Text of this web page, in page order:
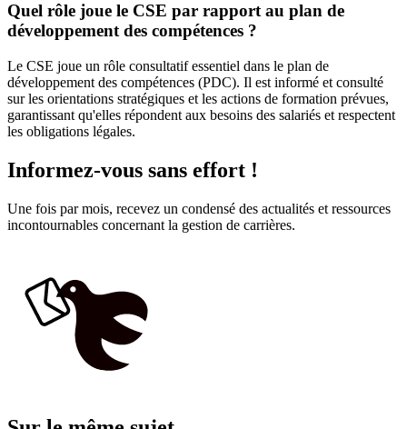
Quel rôle joue le CSE par rapport au plan de
développement des compétences ?
Le CSE joue un rôle consultatif essentiel dans le plan de
développement des compétences (PDC). Il est informé et consulté
sur les orientations stratégiques et les actions de formation prévues,
garantissant qu'elles répondent aux besoins des salariés et respectent
les obligations légales.
Informez-vous sans effort !
Une fois par mois, recevez un condensé des actualités et ressources
incontournables concernant la gestion de carrières.